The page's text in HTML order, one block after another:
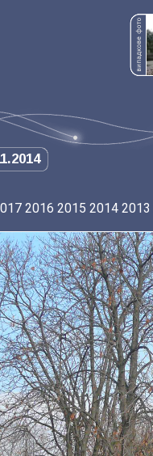
2016 2015 2014 2013